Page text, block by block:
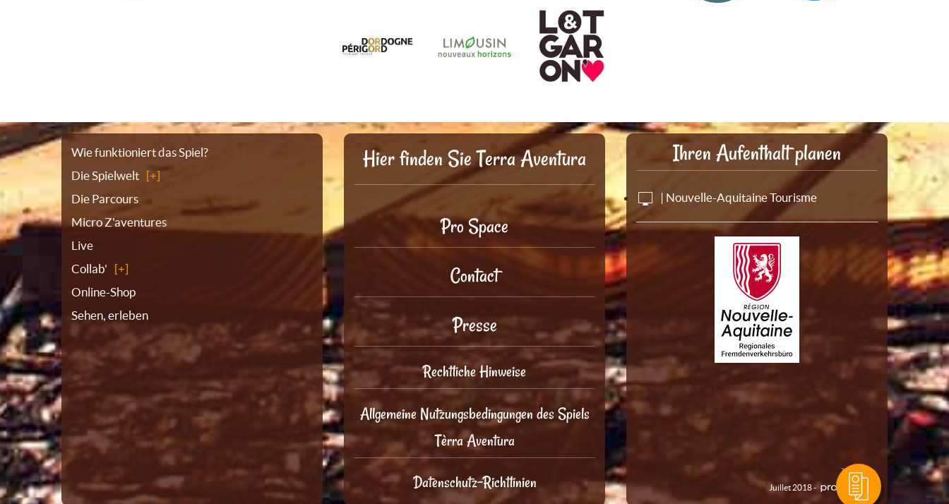
Sitemap
Wie funktioniert das Spiel?
Die Spielwelt
Die Parcours
Micro Z'aventures
Live
Collab'
Online-Shop
Sehen, erleben
Hier finden Sie Terra Aventura
Pro Space
Contact
Presse
Rechtliche Hinweise
Allgemeine Nutzungsbedingungen des Spiels
Tèrra Aventura
Datenschutz-Richtlinien
Ihren Aufenthalt planen
| Nouvelle-Aquitaine Tourisme
Juillet 2018 -